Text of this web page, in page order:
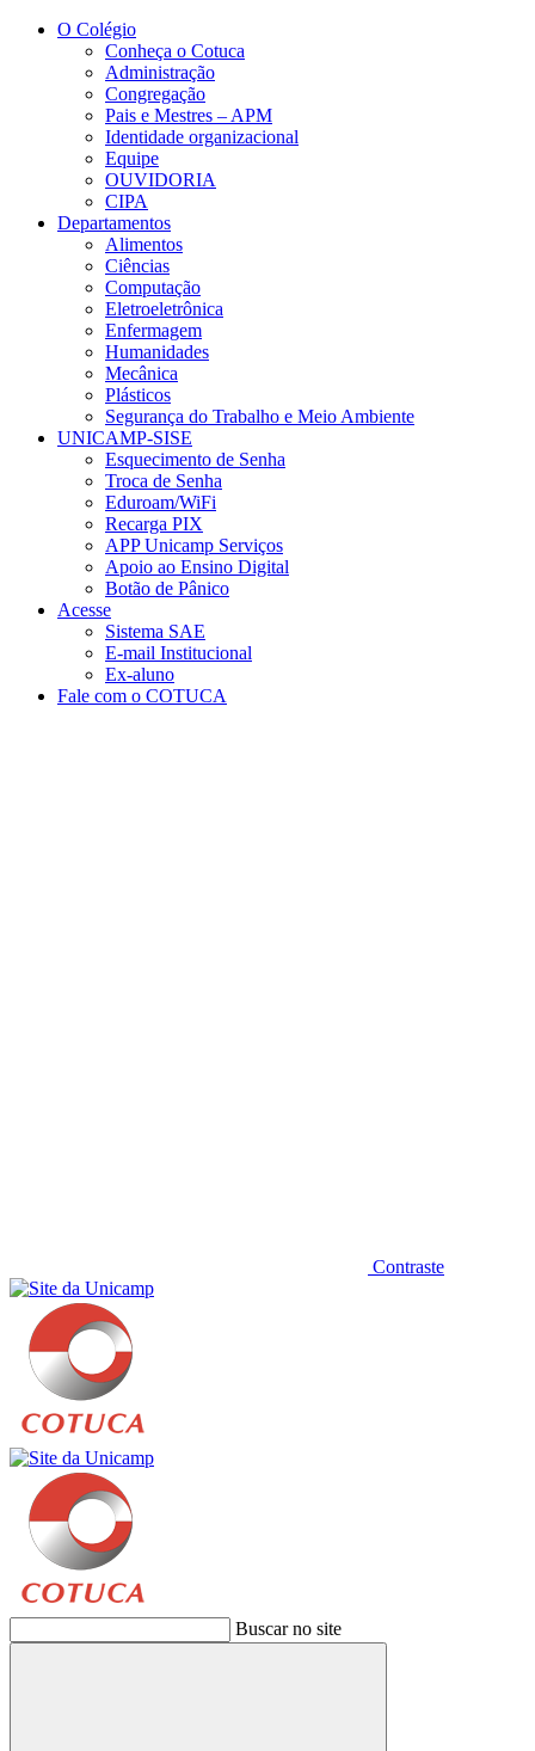
Conteúdo principal
O Colégio
Conheça o Cotuca
Administração
Congregação
Pais e Mestres – APM
Identidade organizacional
Equipe
OUVIDORIA
CIPA
Departamentos
Alimentos
Ciências
Computação
Eletroeletrônica
Enfermagem
Humanidades
Mecânica
Plásticos
Segurança do Trabalho e Meio Ambiente
UNICAMP-SISE
Esquecimento de Senha
Troca de Senha
Eduroam/WiFi
Recarga PIX
APP Unicamp Serviços
Apoio ao Ensino Digital
Botão de Pânico
Acesse
Sistema SAE
E-mail Institucional
Ex-aluno
Fale com o COTUCA
Contraste
Buscar no site